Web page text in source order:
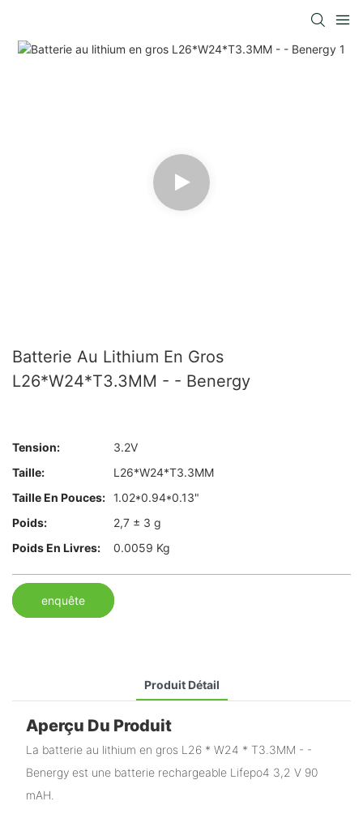
Batterie Au Lithium En Gros
L26*W24*T3.3MM - - Benergy
Tension:
3.2V
Taille:
L26*W24*T3.3MM
Taille En Pouces:
1.02*0.94*0.13"
Poids:
2,7 ± 3 g
Poids En Livres:
0.0059 Kg
enquête
Produit Détail
Aperçu Du Produit
La batterie au lithium en gros L26 * W24 * T3.3MM - -
Benergy est une batterie rechargeable Lifepo4 3,2 V 90
mAH.